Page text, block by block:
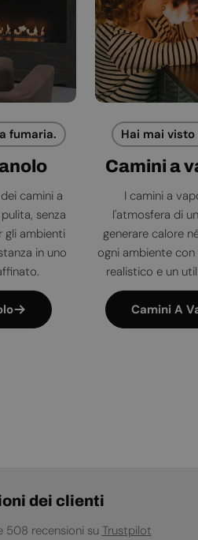
fumaria.
camini a
senza
gli ambienti
in uno
Hai mai
Camini a
I camini a
l'atmosfera di
generare calore
ogni ambiente
realistico e un
Camini A
dei clienti
508 recensioni su Trustpilot